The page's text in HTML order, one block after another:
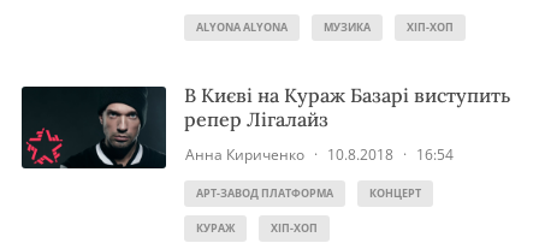
ALYONA ALYONA МУЗИКА ХІП-ХОП
В Києві на Кураж Базарі виступить
репер Лігалайз
Анна Кириченко · 10.8.2018 · 16:54
АРТ-ЗАВОД ПЛАТФОРМА КОНЦЕРТ
КУРАЖ ХІП-ХОП